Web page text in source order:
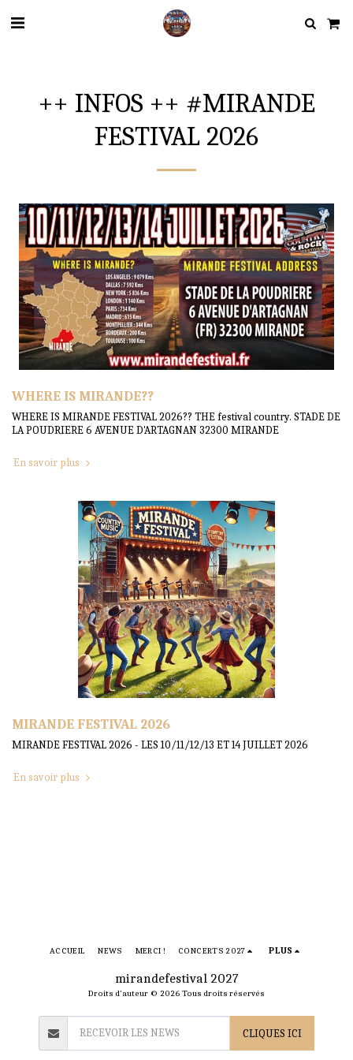
++ INFOS ++ #MIRANDE
FESTIVAL 2026
WHERE IS MIRANDE??
WHERE IS MIRANDE FESTIVAL 2026?? THE festival country. STADE DE
LA POUDRIERE 6 AVENUE D'ARTAGNAN 32300 MIRANDE
En savoir plus
MIRANDE FESTIVAL 2026
MIRANDE FESTIVAL 2026 - LES 10/11/12/13 ET 14 JUILLET 2026
En savoir plus
mirandefestival 2027
Droits d'auteur © 2026 Tous droits réservés
ACCUEIL NEWS MERCI ! CONCERTS 2027 PLUS
CLIQUES ICI